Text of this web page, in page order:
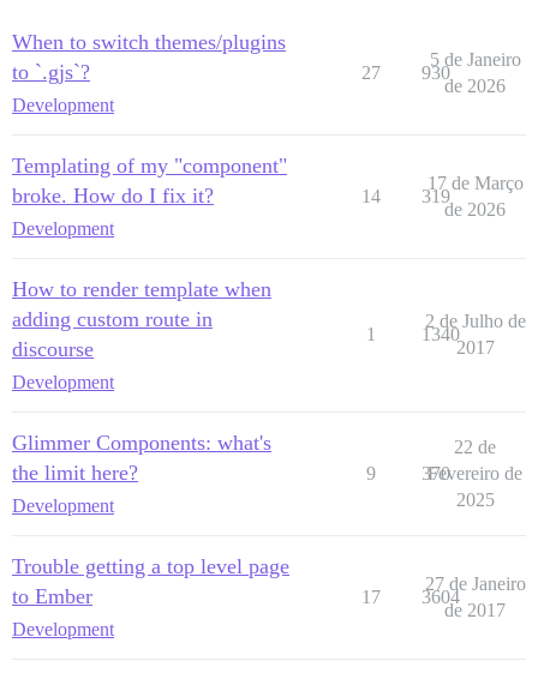
When to switch themes/plugins
to `.gjs`?
Development
27 930
5 de Janeiro
de 2026
Templating of my "component"
broke. How do I fix it?
Development
14 319
17 de Março
de 2026
How to render template when
adding custom route in
discourse
Development
1 1340
2 de Julho de
2017
Glimmer Components: what's
the limit here?
Development
9 370
22 de
Fevereiro de
2025
Trouble getting a top level page
to Ember
Development
17 3604
27 de Janeiro
de 2017